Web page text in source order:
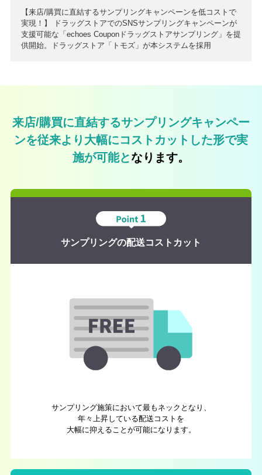
【来店/購買に直結するサンプリングキャンペーンを低コストで
実現！】 ドラッグストアでのSNSサンプリングキャンペーンが
支援可能な「echoes Couponドラッグストアサンプリング」を提
供開始。ドラッグストア「トモズ」が本システムを採用
来店/購買に直結するサンプリングキャンペー
ンを従来より大幅にコストカットした形で実
施が可能となります。
サンプリングの配送コストカット
サンプリング施策において最もネックとなり、
年々上昇している配送コストを
大幅に抑えることが可能になります。